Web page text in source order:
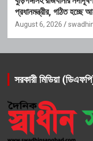
প্রধানমন্ত্রীর, গঠিত হচ্ছে
August 6, 2026
সরকারী মিডিয়া